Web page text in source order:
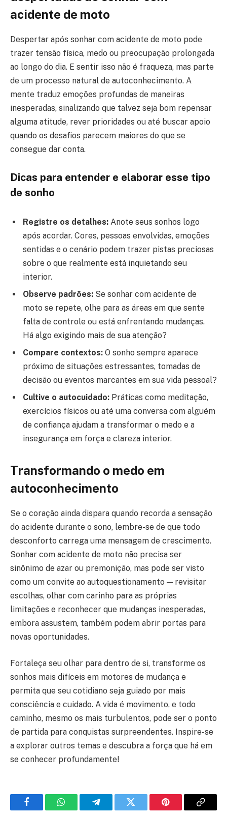
acidente de moto
Despertar após sonhar com acidente de moto pode
trazer tensão física, medo ou preocupação prolongada
ao longo do dia. E sentir isso não é fraqueza, mas parte
de um processo natural de autoconhecimento. A
mente traduz emoções profundas de maneiras
inesperadas, sinalizando que talvez seja bom repensar
alguma atitude, rever prioridades ou até buscar apoio
quando os desafios parecem maiores do que se
consegue dar conta.
Dicas para entender e elaborar esse tipo
de sonho
Registre os detalhes: Anote seus sonhos logo
após acordar. Cores, pessoas envolvidas, emoções
sentidas e o cenário podem trazer pistas preciosas
sobre o que realmente está inquietando seu
interior.
Observe padrões: Se sonhar com acidente de
moto se repete, olhe para as áreas em que sente
falta de controle ou está enfrentando mudanças.
Há algo exigindo mais de sua atenção?
Compare contextos: O sonho sempre aparece
próximo de situações estressantes, tomadas de
decisão ou eventos marcantes em sua vida pessoal?
Cultive o autocuidado: Práticas como meditação,
exercícios físicos ou até uma conversa com alguém
de confiança ajudam a transformar o medo e a
insegurança em força e clareza interior.
Transformando o medo em
autoconhecimento
Se o coração ainda dispara quando recorda a sensação
do acidente durante o sono, lembre-se de que todo
desconforto carrega uma mensagem de crescimento.
Sonhar com acidente de moto não precisa ser
sinônimo de azar ou premonição, mas pode ser visto
como um convite ao autoquestionamento — revisitar
escolhas, olhar com carinho para as próprias
limitações e reconhecer que mudanças inesperadas,
embora assustem, também podem abrir portas para
novas oportunidades.
Fortaleça seu olhar para dentro de si, transforme os
sonhos mais difíceis em motores de mudança e
permita que seu cotidiano seja guiado por mais
consciência e cuidado. A vida é movimento, e todo
caminho, mesmo os mais turbulentos, pode ser o ponto
de partida para conquistas surpreendentes. Inspire-se
a explorar outros temas e descubra a força que há em
se conhecer profundamente!
FacebookWhatsAppTelegramTwitter Pinterest Copy